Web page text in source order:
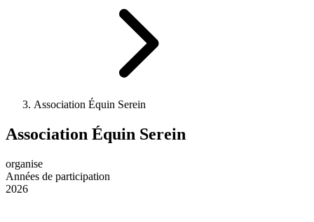
Association Équin Serein
Association Équin Serein
organise
Années de participation
2026